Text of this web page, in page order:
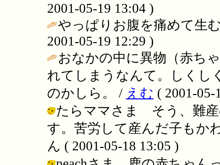
2001-05-19 13:04 )
やっぱりお腹を痛めて生
2001-05-19 12:29 )
おなかの中に異物（赤ち
れてしまうなんて。しくし
のかしら。 / えむ ( 2001-05-
たらママさま そう、難
す。苦労して産んだ子もか
ん ( 2001-05-18 13:05 )